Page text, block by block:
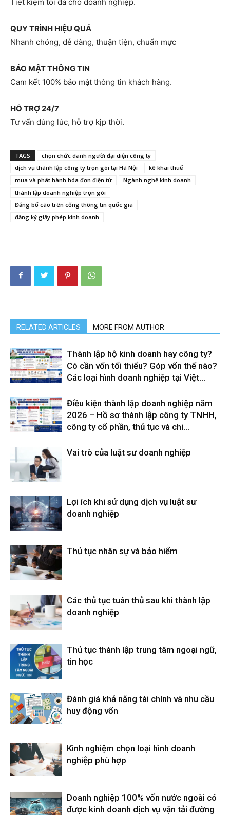
QUY TRÌNH HIỆU QUẢ
Nhanh chóng, dễ dàng, thuận tiện, chuẩn mực
BẢO MẬT THÔNG TIN
Cam kết 100% bảo mật thông tin khách hàng.
HỖ TRỢ 24/7
Tư vấn đúng lúc, hỗ trợ kịp thời.
TAGS
chọn chức danh người đại diện công ty
dịch vụ thành lập công ty trọn gói tại Hà Nội
kê khai thuế
mua và phát hành hóa đơn điện tử
Ngành nghề kinh doanh
thành lập doanh nghiệp trọn gói
Đăng bố cáo trên cổng thông tin quốc gia
đăng ký giấy phép kinh doanh
RELATED ARTICLES MORE FROM AUTHOR
Thành lập hộ kinh doanh hay công ty?
Có cần vốn tối thiểu? Góp vốn thế nào?
Các loại hình doanh nghiệp tại Việt...
Điều kiện thành lập doanh nghiệp năm
2026 – Hồ sơ thành lập công ty TNHH,
công ty cổ phần, thủ tục và chi...
Vai trò của luật sư doanh nghiệp
Lợi ích khi sử dụng dịch vụ luật sư
doanh nghiệp
Thủ tục nhân sự và bảo hiểm
Các thủ tục tuân thủ sau khi thành lập
doanh nghiệp
Thủ tục thành lập trung tâm ngoại ngữ,
tin học
Đánh giá khả năng tài chính và nhu cầu
huy động vốn
Kinh nghiệm chọn loại hình doanh
nghiệp phù hợp
Doanh nghiệp 100% vốn nước ngoài có
được kinh doanh dịch vụ vận tải đường